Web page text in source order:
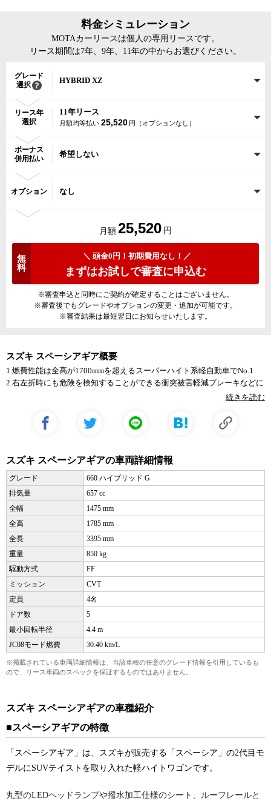
料金シミュレーション
MOTAカーリースは個人の専用リースです。
リース期間は7年、9年、11年の中からお選びください。
グレード
選択
HYBRID XZ
リース年
選択
11年リース
月額均等払い 25,520 円（オプションなし）
ボーナス
併用払い
希望しない
オプション なし
月額 25,520 円
無
料
＼ 頭金0円！初期費用なし！／
まずはお試しで審査に申込む
※審査申込と同時にご契約が確定することはございません。
※審査後でもグレードやオプションの変更・追加が可能です。
※審査結果は最短翌日にお知らせいたします。
スズキ スペーシアギア概要
1.燃費性能は全高が1700mmを超えるスーパーハイト系軽自動車でNo.1
2.右左折時にも危険を検知することができる衝突被害軽減ブレーキなどに
たことで、後席でも快適に過ごせる
続きを読む
スズキ スペーシアギアの車両詳細情報
グレード
660 ハイブリッド G
排気量
657 cc
全幅
1475 mm
全高
1785 mm
全長
3395 mm
重量
850 kg
駆動方式
FF
ミッション
CVT
定員
4名
ドア数
5
最小回転半径
4.4 m
JC08モード燃費
30.40 km/L
※掲載されている車両詳細情報は、当該車種の任意のグレード情報を引用しているも
ので、リース車両のスペックを保証するものではありません。
スズキ スペーシアギアの車種紹介
■スペーシアギアの特徴
「スペーシアギア」は、スズキが販売する「スペーシア」の2代目モ
デルにSUVテイストを取り入れた軽ハイトワゴンです。
丸型のLEDヘッドランプや撥水加工仕様のシート、ルーフレールと